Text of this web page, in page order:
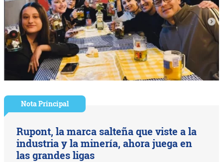
Nota Principal
Rupont, la marca salteña que viste a la
industria y la minería, ahora juega en
las grandes ligas